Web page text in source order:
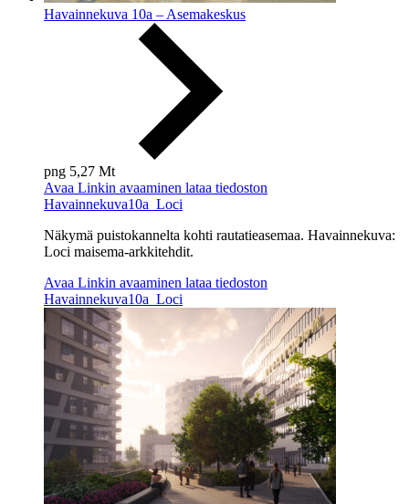
Havainnekuva 10a – Asemakeskus
png 5,27 Mt
Avaa Linkin avaaminen lataa tiedoston
Havainnekuva10a_Loci
Näkymä puistokannelta kohti rautatieasemaa. Havainnekuva:
Loci maisema-arkkitehdit.
Avaa Linkin avaaminen lataa tiedoston
Havainnekuva10a_Loci